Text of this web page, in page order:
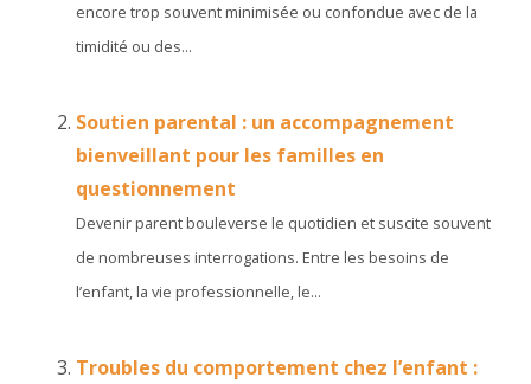
encore trop souvent minimisée ou confondue avec de la
timidité ou des...
Soutien parental : un accompagnement
bienveillant pour les familles en
questionnement
Devenir parent bouleverse le quotidien et suscite souvent
de nombreuses interrogations. Entre les besoins de
l’enfant, la vie professionnelle, le...
Troubles du comportement chez l’enfant :